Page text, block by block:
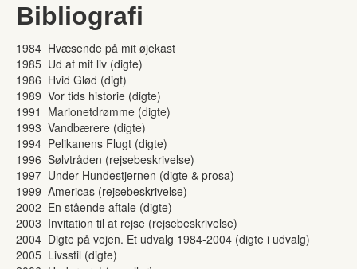
Bibliografi
1984 Hvæsende på mit øjekast
1985 Ud af mit liv (digte)
1986 Hvid Glød (digt)
1989 Vor tids historie (digte)
1991 Marionetdrømme (digte)
1993 Vandbærere (digte)
1994 Pelikanens Flugt (digte)
1996 Sølvtråden (rejsebeskrivelse)
1997 Under Hundestjernen (digte & prosa)
1999 Americas (rejsebeskrivelse)
2002 En stående aftale (digte)
2003 Invitation til at rejse (rejsebeskrivelse)
2004 Digte på vejen. Et udvalg 1984-2004 (digte i udvalg)
2005 Livsstil (digte)